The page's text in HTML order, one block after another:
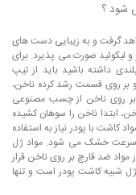
شود ؟
گرفت و به زیبایی دست های
لیکوئید صورت می پذیرد. برای
داشته باشید باید از تیپ
بر روی قسمت رشد کرده ناخن،
روی ناخن از چسب مصنوعی
ابتدا ناخن را سوهان کشیده
کاشت با پودر نیاز به استفاده
سرعت خشک می شود. مواد ژل
مواد ضد قارچ بر روی ناخن قرار
شبیه کاشت پودر است و تنها